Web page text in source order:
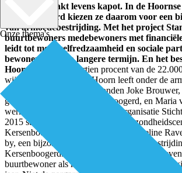
Onze thema's
Armoede maakt levens kapot. In de
Kersenboogerd kiezen ze daarom voor een
van armoedebestrijding. Met het project
buurtbewoners medebewoners met
leidt tot meer zelfredzaamheid en sociale
bewoners, ook op langere termijn. En het
Hoorn veel geld.
Dertien procent van de
wijk Kersenboogerd in Hoorn leeft onder de
moest iets aan gebeuren, vonden Joke
gezondheidscentrum Kersenboogerd, en Maria
werker bij de Hoornse welzijnsorganisatie
2015 startten Stichting Netwerk,
Kersenboogerd en budgetcoach Jacqueline
by, een bijzondere manier van
Kersenboogerd. Bewoners die in armoede
buurtbewoner als maatje om hen te helpen,